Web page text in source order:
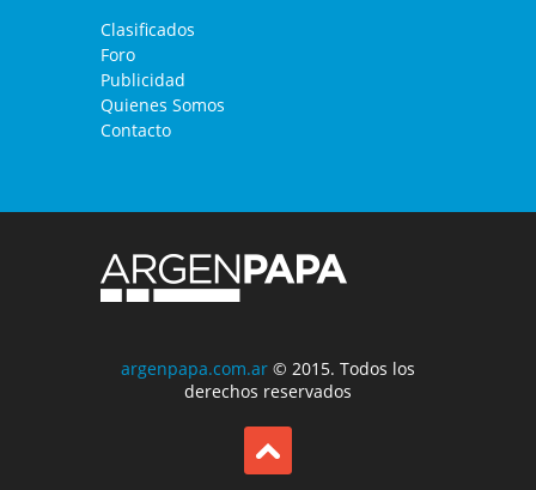
Clasificados
Foro
Publicidad
Quienes Somos
Contacto
argenpapa.com.ar © 2015. Todos los
derechos reservados